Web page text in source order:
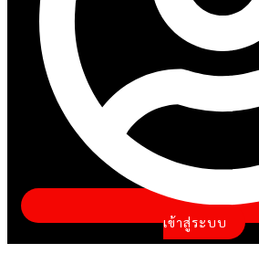
เข้าสู่ระบบ